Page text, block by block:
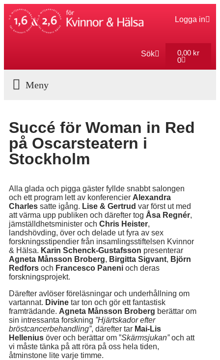
Logga in
Sök 0,00 kr
0
Succé för Woman in Red
på Oscarsteatern i
Stockholm
Alla glada och pigga gäster fyllde snabbt salongen
och ett program lett av konferencier Alexandra
Charles satte igång. Lise & Gertrud var först ut med
att värma upp publiken och därefter tog Åsa Regnér,
jämställdhetsminister och Chris Heister,
landshövding, över och delade ut fyra av sex
forskningsstipendier från insamlingsstiftelsen Kvinnor
& Hälsa. Karin Schenck-Gustafsson presenterar
Agneta Månsson Broberg, Birgitta Sigvant, Björn
Redfors och Francesco Paneni och deras
forskningsprojekt.
Därefter avlöser föreläsningar och underhållning om
vartannat. Divine tar ton och gör ett fantastisk
framträdande. Agneta Månsson Broberg berättar om
sin intressanta forskning ”Hjärtskador efter
bröstcancerbehandling”, därefter tar Mai-Lis
Hellenius över och berättar om ”Skärmsjukan”och att
vi måste tänka på att röra på oss hela tiden,
åtminstone lite varje timme.